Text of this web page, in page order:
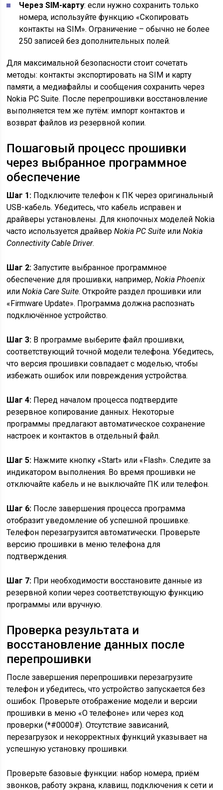
Через SIM-карту: если нужно сохранить только
номера, используйте функцию «Скопировать
контакты на SIM». Ограничение – обычно не более
250 записей без дополнительных полей.
Для максимальной безопасности стоит сочетать
методы: контакты экспортировать на SIM и карту
памяти, а медиафайлы и сообщения сохранить через
Nokia PC Suite. После перепрошивки восстановление
выполняется тем же путём: импорт контактов и
возврат файлов из резервной копии.
Пошаговый процесс прошивки
через выбранное программное
обеспечение
Шаг 1: Подключите телефон к ПК через оригинальный
USB-кабель. Убедитесь, что кабель исправен и
драйверы установлены. Для кнопочных моделей Nokia
часто используется драйверNokia PC Suite илиNokia
Connectivity Cable Driver.
Шаг 2: Запустите выбранное программное
обеспечение для прошивки, например,Nokia Phoenix
илиNokia Care Suite. Откройте раздел прошивки или
«Firmware Update». Программа должна распознать
подключённое устройство.
Шаг 3: В программе выберите файл прошивки,
соответствующий точной модели телефона. Убедитесь,
что версия прошивки совпадает с моделью, чтобы
избежать ошибок или повреждения устройства.
Шаг 4: Перед началом процесса подтвердите
резервное копирование данных. Некоторые
программы предлагают автоматическое сохранение
настроек и контактов в отдельный файл.
Шаг 5: Нажмите кнопку «Start» или «Flash». Следите за
индикатором выполнения. Во время прошивки не
отключайте кабель и не выключайте ПК или телефон.
Шаг 6: После завершения процесса программа
отобразит уведомление об успешной прошивке.
Телефон перезагрузится автоматически. Проверьте
версию прошивки в меню телефона для
подтверждения.
Шаг 7: При необходимости восстановите данные из
резервной копии через соответствующую функцию
программы или вручную.
Проверка результата и
восстановление данных после
перепрошивки
После завершения перепрошивки перезагрузите
телефон и убедитесь, что устройство запускается без
ошибок. Проверьте отображение модели и версии
прошивки в меню «О телефоне» или через код
проверки (*#0000#). Отсутствие зависаний,
перезагрузок и некорректных функций указывает на
успешную установку прошивки.
Проверьте базовые функции: набор номера, приём
звонков, работу экрана, клавиш, подключения к сети и